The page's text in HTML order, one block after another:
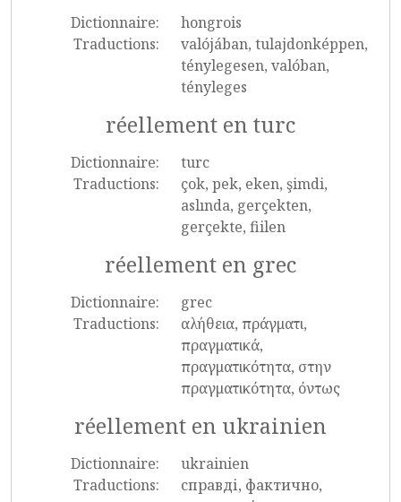
Dictionnaire:
hongrois
Traductions:
valójában, tulajdonképpen,
ténylegesen, valóban,
tényleges
réellement en turc
Dictionnaire:
turc
Traductions:
çok, pek, eken, şimdi,
aslında, gerçekten,
gerçekte, fiilen
réellement en grec
Dictionnaire:
grec
Traductions:
αλήθεια, πράγματι,
πραγματικά,
πραγματικότητα, στην
πραγματικότητα, όντως
réellement en ukrainien
Dictionnaire:
ukrainien
Traductions:
справді, фактично,